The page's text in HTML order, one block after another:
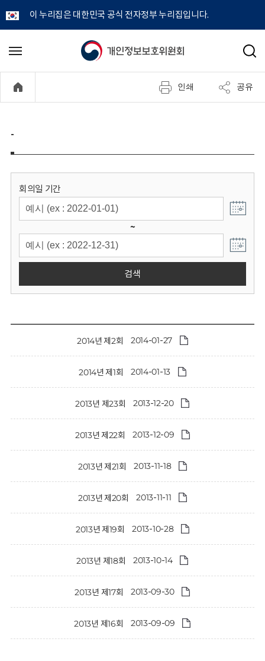
이 누리집은 대한민국 공식 전자정부 누리집입니다.
개
정
보
위
원
회
메
기
검
인쇄 공유
-
회의일 기간
~
검색
2014년 제2회 2014-01-27
2014년 제1회 2014-01-13
2013년 제23회 2013-12-20
2013년 제22회 2013-12-09
2013년 제21회 2013-11-18
2013년 제20회 2013-11-11
2013년 제19회 2013-10-28
2013년 제18회 2013-10-14
2013년 제17회 2013-09-30
2013년 제16회 2013-09-09